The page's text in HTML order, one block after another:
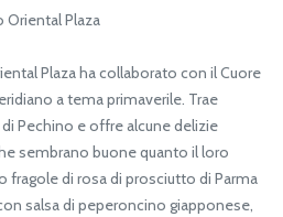
Plaza
Plaza ha collaborato con il Cuore
a tema primaverile. Trae
Pechino e offre alcune delizie
sembrano buone quanto il loro
fragole di rosa di prosciutto di Parma
salsa di peperoncino giapponese,